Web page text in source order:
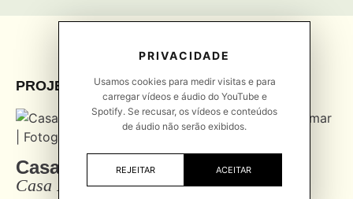
PROJETOS / PROJECTS
Casa Rio
Casa Rio
PRIVACIDADE
Usamos cookies para medir visitas e para
carregar vídeos e áudio do YouTube e
Spotify. Se recusar, os vídeos e conteúdos
de áudio não serão exibidos.
REJEITAR ACEITAR